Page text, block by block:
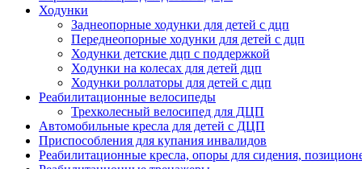
Ходунки
Заднеопорные ходунки для детей с дцп
Переднеопорные ходунки для детей с дцп
Ходунки детские дцп с поддержкой
Ходунки на колесах для детей дцп
Ходунки роллаторы для детей с дцп
Реабилитационные велосипеды
Трехколесный велосипед для ДЦП
Автомобильные кресла для детей с ДЦП
Приспособления для купания инвалидов
Реабилитационные кресла, опоры для сидения,